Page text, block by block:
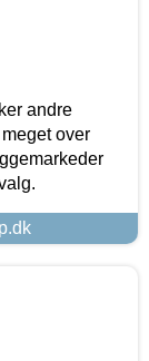
andre
over